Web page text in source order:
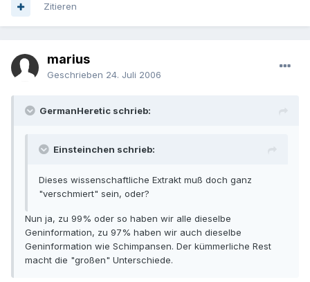
Zitieren
marius
Geschrieben 24. Juli 2006
GermanHeretic schrieb:
Einsteinchen schrieb:
Dieses wissenschaftliche Extrakt muß doch ganz
"verschmiert" sein, oder?
Nun ja, zu 99% oder so haben wir alle dieselbe
Geninformation, zu 97% haben wir auch dieselbe
Geninformation wie Schimpansen. Der kümmerliche Rest
macht die "großen" Unterschiede.